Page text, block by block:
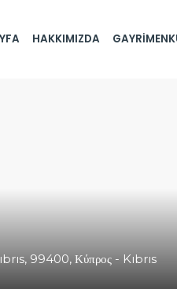
HAKKIMIZDA
99400, Κύπρος - Kıbrıs